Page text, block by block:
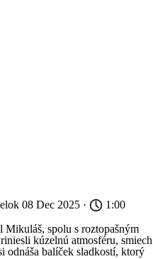
08 Dec 2025 ·
1:00
Mikuláš, spolu s roztopašným
kúzelnú atmosféru, smiech
balíček sladkostí, ktorý